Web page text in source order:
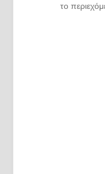
το